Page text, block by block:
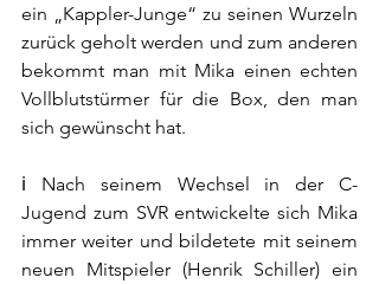
ein „Kappler-Junge“ zu seinen Wurzeln
zurück geholt werden und zum anderen
bekommt man mit Mika einen echten
Vollblutstürmer für die Box, den man
sich gewünscht hat.
ℹ️ Nach seinem Wechsel in der C-
Jugend zum SVR entwickelte sich Mika
immer weiter und bildetete mit seinem
neuen Mitspieler (Henrik Schiller) ein